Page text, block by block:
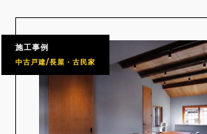
施工事例
中古戸建/長屋・古民家